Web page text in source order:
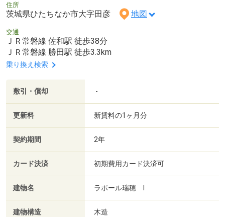
住所
茨城県ひたちなか市大字田彦 地図
交通
ＪＲ常磐線 佐和駅 徒歩38分
ＪＲ常磐線 勝田駅 徒歩3.3km
乗り換え検索
敷引・償却 -
更新料 新賃料の1ヶ月分
契約期間 2年
カード決済 初期費用カード決済可
建物名 ラポール瑞穂 Ⅰ
建物構造 木造